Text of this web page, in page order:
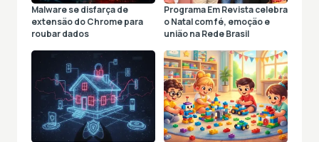
Malware se disfarça de
extensão do Chrome para
roubar dados
Programa Em Revista celebra
o Natal com fé, emoção e
união na Rede Brasil